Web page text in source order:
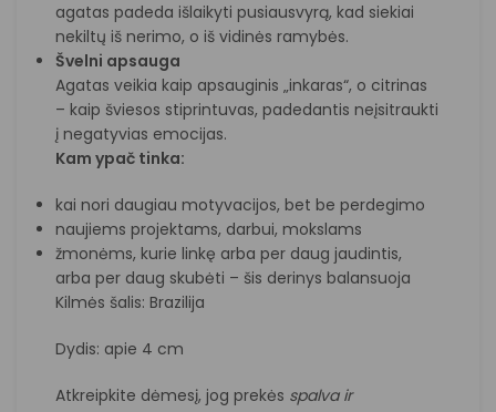
agatas padeda išlaikyti pusiausvyrą, kad siekiai
nekiltų iš nerimo, o iš vidinės ramybės.
Švelni apsauga
Agatas veikia kaip apsauginis „inkaras“, o citrinas
– kaip šviesos stiprintuvas, padedantis neįsitraukti
į negatyvias emocijas.
Kam ypač tinka:
kai nori daugiau motyvacijos, bet be perdegimo
naujiems projektams, darbui, mokslams
žmonėms, kurie linkę arba per daug jaudintis,
arba per daug skubėti – šis derinys balansuoja
Kilmės šalis: Brazilija
Dydis: apie 4 cm
Atkreipkite dėmesį, jog prekės spalva ir